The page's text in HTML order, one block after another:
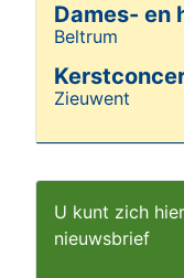
U kunt zich
nieuwsbrief
Dames- en
Details
Beltrum
Details
Zieuwent